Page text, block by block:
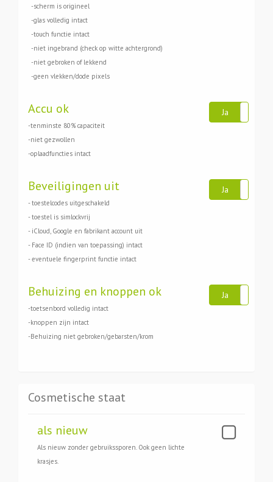
-scherm is origineel
-glas volledig intact
-touch functie intact
-niet ingebrand (check op witte achtergrond)
-niet gebroken of lekkend
-geen vlekken/dode pixels
Accu ok
-tenminste 80% capaciteit
-niet gezwollen
-oplaadfuncties intact
Ja
Beveiligingen uit
- toestelcodes uitgeschakeld
- toestel is simlockvrij
- iCloud, Google en fabrikant account uit
- Face ID (indien van toepassing) intact
- eventuele fingerprint functie intact
Ja
Behuizing en knoppen ok
-toetsenbord volledig intact
-knoppen zijn intact
-Behuizing niet gebroken/gebarsten/krom
Ja
Cosmetische staat
als nieuw
Als nieuw zonder gebruikssporen. Ook geen lichte
krasjes.